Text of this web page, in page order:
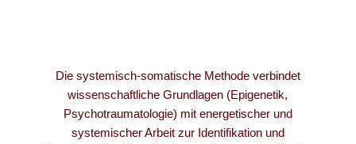
Die systemisch-somatische Methode verbindet
wissenschaftliche Grundlagen (Epigenetik,
Psychotraumatologie) mit energetischer und
systemischer Arbeit zur Identifikation und